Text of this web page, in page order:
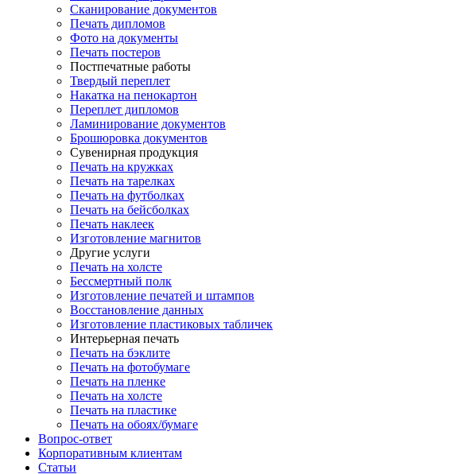
Сканирование документов
Печать дипломов
Фото на документы
Печать постеров
Постпечатные работы
Твердый переплет
Накатка на пенокартон
Переплет дипломов
Ламинирование документов
Брошюровка документов
Сувенирная продукция
Печать на кружках
Печать на тарелках
Печать на футболках
Печать на бейсболках
Печать наклеек
Изготовление магнитов
Другие услуги
Печать на холсте
Бессмертный полк
Изготовление печатей и штампов
Восстановление данных
Изготовление пластиковых табличек
Интерьерная печать
Печать на бэклите
Печать на фотобумаге
Печать на пленке
Печать на холсте
Печать на пластике
Печать на обоях/бумаге
Вопрос-ответ
Корпоративным клиентам
Статьи